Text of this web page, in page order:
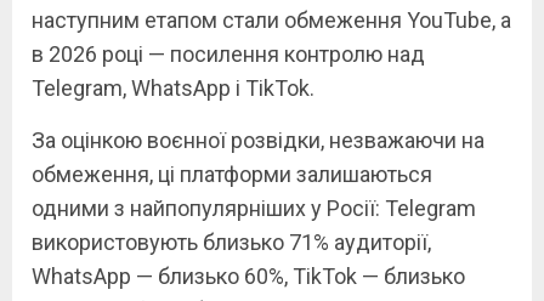
наступним етапом стали обмеження YouTube, а
в 2026 році — посилення контролю над
Telegram, WhatsApp і TikTok.
За оцінкою воєнної розвідки, незважаючи на
обмеження, ці платформи залишаються
одними з найпопулярніших у Росії: Telegram
використовують близько 71% аудиторії,
WhatsApp — близько 60%, TikTok — близько